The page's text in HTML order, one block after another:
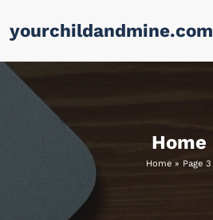
content
yourchildandmine.com
Home
Home » Page 3